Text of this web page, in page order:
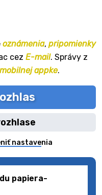
oznámenia, pripomienky
cez E-mail. Správy z
mobilnej appke.
nastavenia
papiera-